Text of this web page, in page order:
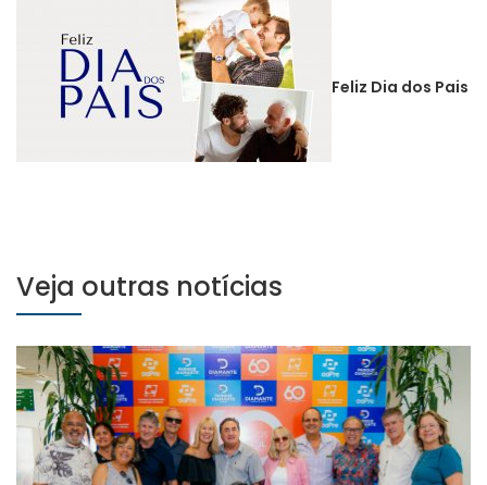
Feliz Dia dos Pais
Veja outras notícias